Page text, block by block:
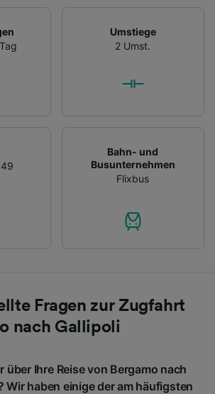
Umstiege
2 Umst.
Bahn- und
Busunternehmen
Flixbus
Fragen zur Zugfahrt
nach Gallipoli
über Ihre Reise von Bergamo nach
Wir haben einige der am häufigsten